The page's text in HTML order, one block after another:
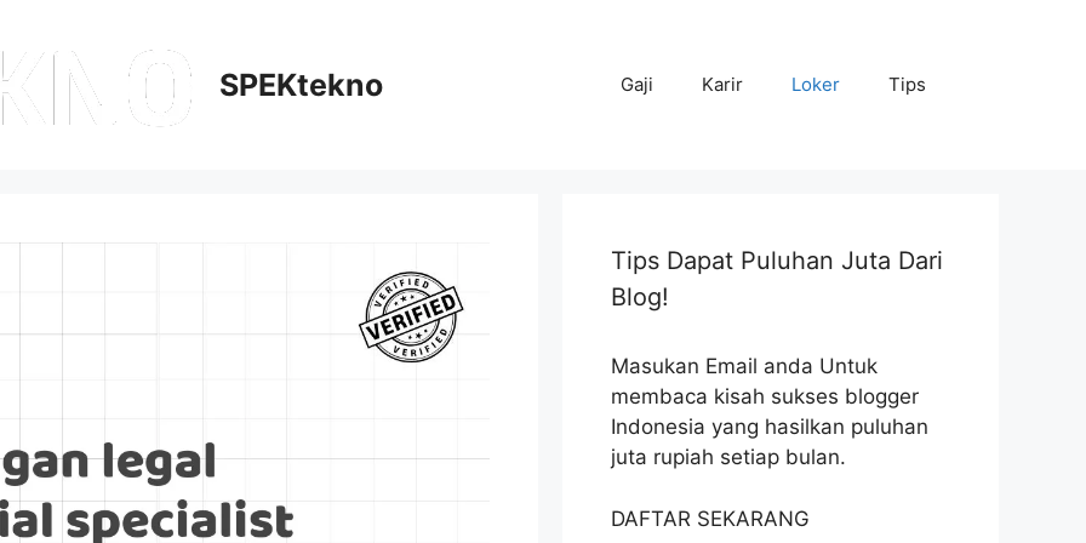
SPEKtekno Gaji Karir Loker Tips
Tips Dapat Puluhan Juta Dari
Blog!
Masukan Email anda Untuk
membaca kisah sukses blogger
Indonesia yang hasilkan puluhan
juta rupiah setiap bulan.
DAFTAR SEKARANG